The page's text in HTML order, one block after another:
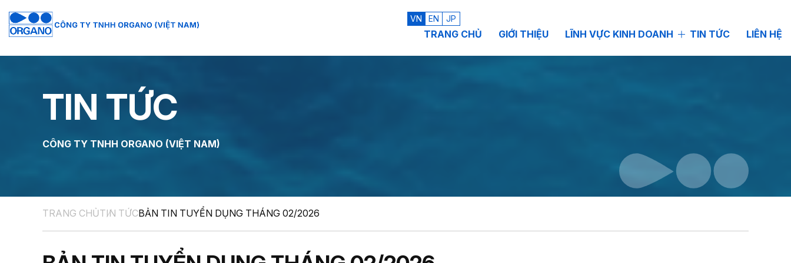
VN EN JP
TRANG CHỦ GIỚI THIỆU LĨNH VỰC KINH DOANH
THI CÔNG - XÂY DỰNG GIẢI PHÁP VẬN HÀNH
Vận hành và bảo trì (O&M)
SẢN PHẨM TIÊU CHUẨN
TIN TỨC LIÊN HỆ
TIN TỨC
CÔNG TY TNHH ORGANO (VIỆT NAM)
TRANG CHỦTIN TỨCBẢN TIN TUYỂN DỤNG THÁNG 02/2026